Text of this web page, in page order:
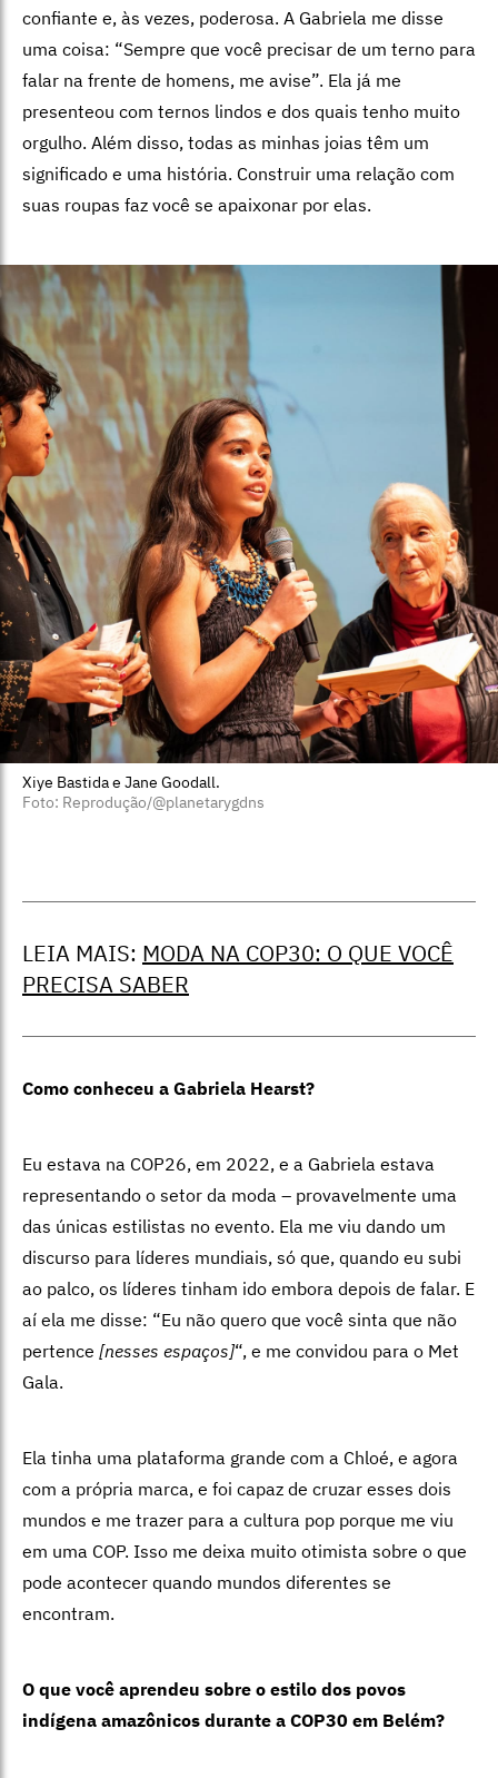
confiante e, às vezes, poderosa. A Gabriela me disse
uma coisa: “Sempre que você precisar de um terno para
falar na frente de homens, me avise”. Ela já me
presenteou com ternos lindos e dos quais tenho muito
orgulho. Além disso, todas as minhas joias têm um
significado e uma história. Construir uma relação com
suas roupas faz você se apaixonar por elas.
Xiye Bastida e Jane Goodall.
Foto: Reprodução/@planetarygdns
LEIA MAIS: MODA NA COP30: O QUE VOCÊ
PRECISA SABER
Como conheceu a Gabriela Hearst?
Eu estava na COP26, em 2022, e a Gabriela estava
representando o setor da moda – provavelmente uma
das únicas estilistas no evento. Ela me viu dando um
discurso para líderes mundiais, só que, quando eu subi
ao palco, os líderes tinham ido embora depois de falar. E
aí ela me disse: “Eu não quero que você sinta que não
pertence [nesses espaços]“, e me convidou para o Met
Gala.
Ela tinha uma plataforma grande com a Chloé, e agora
com a própria marca, e foi capaz de cruzar esses dois
mundos e me trazer para a cultura pop porque me viu
em uma COP. Isso me deixa muito otimista sobre o que
pode acontecer quando mundos diferentes se
encontram.
O que você aprendeu sobre o estilo dos povos
indígena amazônicos durante a COP30 em Belém?